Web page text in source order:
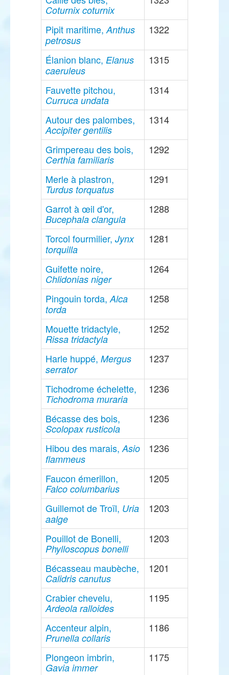
Coturnix coturnix
Pipit maritime,Anthus
petrosus
1322
Élanion blanc, Elanus
caeruleus
1315
Fauvette pitchou,
Curruca undata
1314
Autour des palombes,
Accipiter gentilis
1314
Grimpereau des bois,
Certhia familiaris
1292
Merle à plastron,
Turdus torquatus
1291
Garrot à œil d'or,
Bucephala clangula
1288
Torcol fourmilier, Jynx
torquilla
1281
Guifette noire,
Chlidonias niger
1264
Pingouin torda,Alca
torda
1258
Mouette tridactyle,
Rissa tridactyla
1252
Harle huppé, Mergus
serrator
1237
Tichodrome échelette,
Tichodroma muraria
1236
Bécasse des bois,
Scolopax rusticola
1236
Hibou des marais,Asio
flammeus
1236
Faucon émerillon,
Falco columbarius
1205
Guillemot de Troïl, Uria
aalge
1203
Pouillot de Bonelli,
Phylloscopus bonelli
1203
Bécasseau maubèche,
Calidris canutus
1201
Crabier chevelu,
Ardeola ralloides
1195
Accenteur alpin,
Prunella collaris
1186
Plongeon imbrin,
Gavia immer
1175